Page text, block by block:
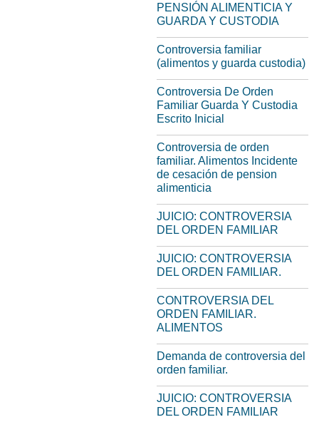
PENSIÓN ALIMENTICIA Y
GUARDA Y CUSTODIA
Controversia familiar
(alimentos y guarda custodia)
Controversia De Orden
Familiar Guarda Y Custodia
Escrito Inicial
Controversia de orden
familiar. Alimentos Incidente
de cesación de pension
alimenticia
JUICIO: CONTROVERSIA
DEL ORDEN FAMILIAR
JUICIO: CONTROVERSIA
DEL ORDEN FAMILIAR.
CONTROVERSIA DEL
ORDEN FAMILIAR.
ALIMENTOS
Demanda de controversia del
orden familiar.
JUICIO: CONTROVERSIA
DEL ORDEN FAMILIAR